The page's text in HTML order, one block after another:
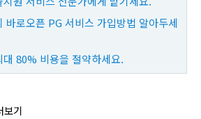
바로오픈 PG 서비스 가입방법 알아두세
80% 비용을 절약하세요.
보기